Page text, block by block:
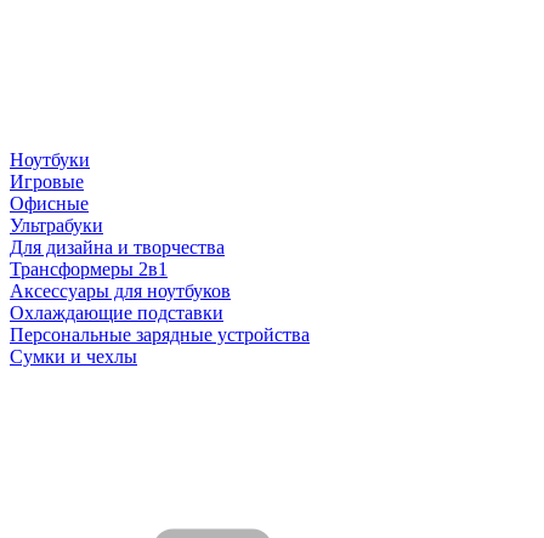
Ноутбуки
Игровые
Офисные
Ультрабуки
Для дизайна и творчества
Трансформеры 2в1
Аксессуары для ноутбуков
Охлаждающие подставки
Персональные зарядные устройства
Сумки и чехлы